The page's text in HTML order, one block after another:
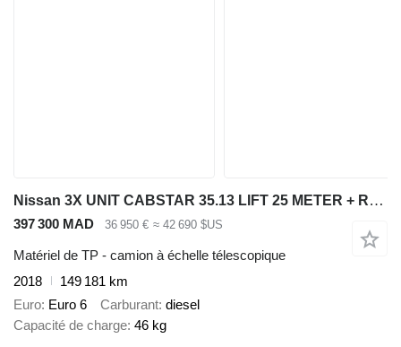
Nissan 3X UNIT CABSTAR 35.13 LIFT 25 METER + REMOTE CONTROL EURO 6
397 300 MAD 36 950 € ≈ 42 690 $US
Matériel de TP - camion à échelle télescopique
2018
149 181 km
Euro Euro 6 Carburant diesel
Capacité de charge 46 kg